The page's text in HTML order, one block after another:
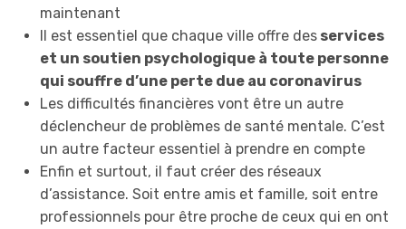
maintenant
Il est essentiel que chaque ville offre desservices
et un soutien psychologique à toute personne
qui souffre d’une perte due au coronavirus
Les difficultés financières vont être un autre
déclencheur de problèmes de santé mentale. C’est
un autre facteur essentiel à prendre en compte
Enfin et surtout, il faut créer des réseaux
d’assistance. Soit entre amis et famille, soit entre
professionnels pour être proche de ceux qui en ont